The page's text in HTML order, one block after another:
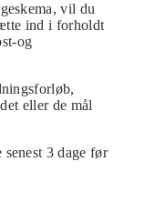
vil du
ind i forholdt
og
eller de mål
3 dage før